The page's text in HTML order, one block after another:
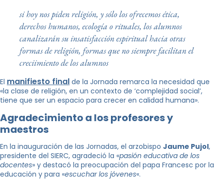
si hoy nos piden religión, y sólo los ofrecemos ética,
derechos humanos, ecología o rituales, los alumnos
canalizarán su insatisfacción espiritual hacia otras
formas de religión, formas que no siempre facilitan el
creciimiento de los alumnos
El manifiesto final de la Jornada remarca la necesidad que
«la clase de religión, en un contexto de ‘complejidad social’,
tiene que ser un espacio para crecer en calidad humana».
Agradecimiento a los profesores y
maestros
En la inauguración de las Jornadas, el arzobispo Jaume Pujol,
presidente del SIERC, agradeció la «pasión educativa de los
docentes» y destacó la preocupación del papa Francesc por la
educación y para «escuchar los jóvenes«.